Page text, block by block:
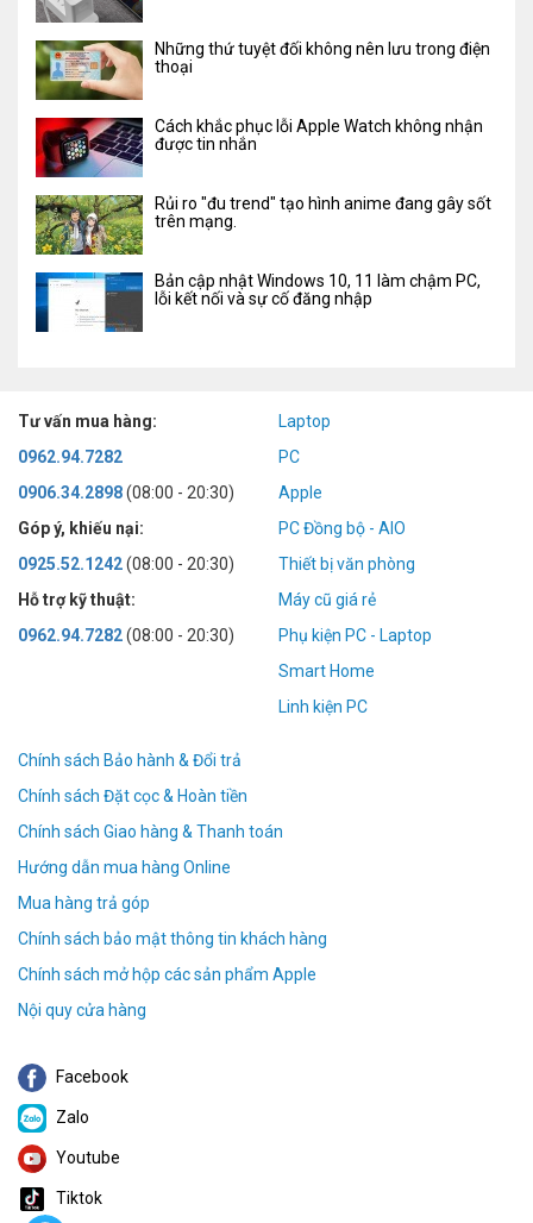
Những thứ tuyệt đối không nên lưu trong điện
thoại
Cách khắc phục lỗi Apple Watch không nhận
được tin nhắn
Rủi ro "đu trend" tạo hình anime đang gây sốt
trên mạng.
Bản cập nhật Windows 10, 11 làm chậm PC,
lỗi kết nối và sự cố đăng nhập
Tư vấn mua hàng:
0962.94.7282
0906.34.2898(08:00 - 20:30)
Góp ý, khiếu nại:
0925.52.1242(08:00 - 20:30)
Hỗ trợ kỹ thuật:
0962.94.7282(08:00 - 20:30)
Laptop
PC
Apple
PC Đồng bộ - AIO
Thiết bị văn phòng
Máy cũ giá rẻ
Phụ kiện PC - Laptop
Smart Home
Linh kiện PC
Chính sách Bảo hành & Đổi trả
Chính sách Đặt cọc & Hoàn tiền
Chính sách Giao hàng & Thanh toán
Hướng dẫn mua hàng Online
Mua hàng trả góp
Chính sách bảo mật thông tin khách hàng
Chính sách mở hộp các sản phẩm Apple
Nội quy cửa hàng
Facebook
Zalo
Youtube
Tiktok